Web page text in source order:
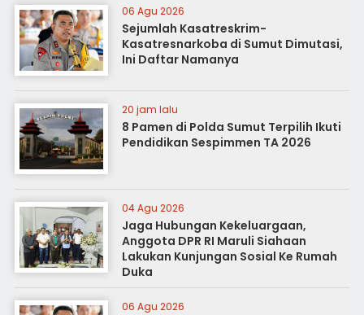
06 Agu 2026
Sejumlah Kasatreskrim-
Kasatresnarkoba di Sumut Dimutasi,
Ini Daftar Namanya
20 jam lalu
8 Pamen di Polda Sumut Terpilih Ikuti
Pendidikan Sespimmen TA 2026
04 Agu 2026
Jaga Hubungan Kekeluargaan,
Anggota DPR RI Maruli Siahaan
Lakukan Kunjungan Sosial Ke Rumah
Duka
06 Agu 2026